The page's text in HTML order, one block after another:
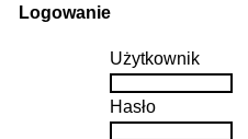
Logowanie
Użytkownik
Hasło